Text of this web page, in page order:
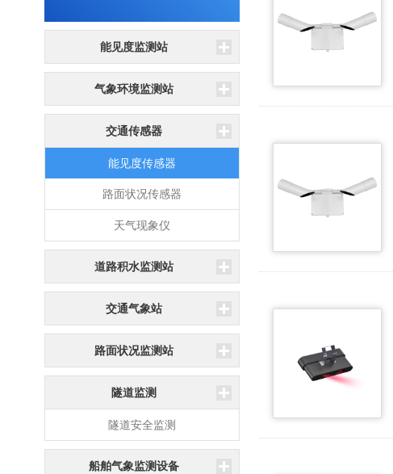
能见度监测站
气象环境监测站
交通传感器
能见度传感器
路面状况传感器
天气现象仪
道路积水监测站
交通气象站
路面状况监测站
隧道监测
隧道安全监测
船舶气象监测设备